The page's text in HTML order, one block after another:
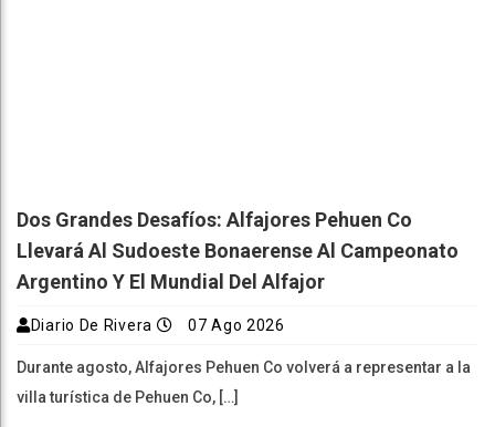
Dos Grandes Desafíos: Alfajores Pehuen Co
Llevará Al Sudoeste Bonaerense Al Campeonato
Argentino Y El Mundial Del Alfajor
Diario De Rivera 07 Ago 2026
Durante agosto, Alfajores Pehuen Co volverá a representar a la
villa turística de Pehuen Co, […]